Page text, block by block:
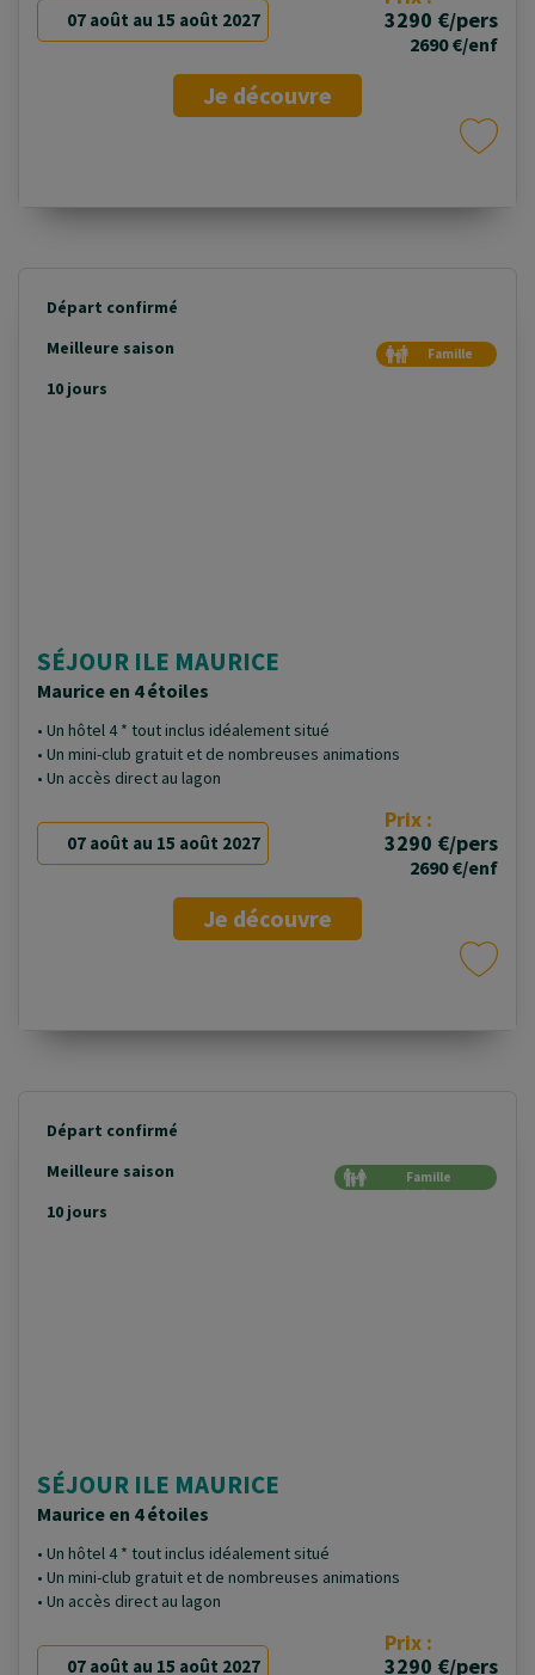
07 août au 15 août 2027
3290 €/pers
2690 €/enf
Je découvre
Départ confirmé
Meilleure saison
10 jours
Famille
SÉJOUR ILE MAURICE
Maurice en 4 étoiles
• Un hôtel 4 * tout inclus idéalement situé
• Un mini-club gratuit et de nombreuses animations
• Un accès direct au lagon
07 août au 15 août 2027
Prix :
3290 €/pers
2690 €/enf
Je découvre
Départ confirmé
Meilleure saison
10 jours
Famille
SÉJOUR ILE MAURICE
Maurice en 4 étoiles
• Un hôtel 4 * tout inclus idéalement situé
• Un mini-club gratuit et de nombreuses animations
• Un accès direct au lagon
07 août au 15 août 2027
Prix :
3290 €/pers